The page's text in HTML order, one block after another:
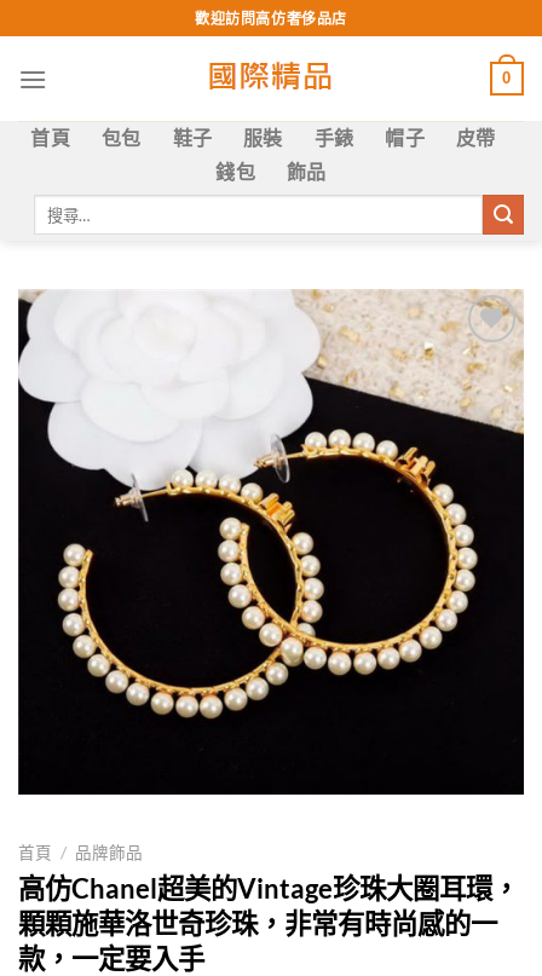
to
content
歡迎訪問高仿奢侈品店
0
首頁 包包 鞋子 服裝 手錶 帽子
皮帶
錢包
飾品
字:
Add to
wishlist
首頁 / 品牌飾品
高仿Chanel超美的Vintage珍珠大圈耳環，
顆顆施華洛世奇珍珠，非常有時尚感的一
款，一定要入手